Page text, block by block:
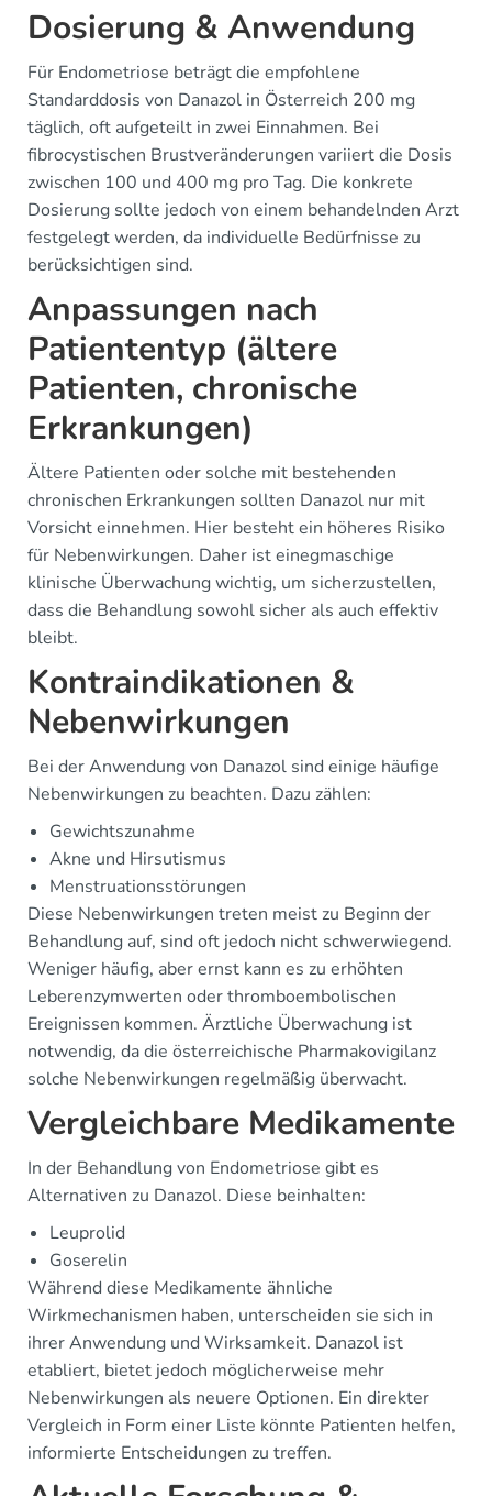
Dosierung & Anwendung
Für Endometriose beträgt die empfohlene
Standarddosis von Danazol in Österreich 200 mg
täglich, oft aufgeteilt in zwei Einnahmen. Bei
fibrocystischen Brustveränderungen variiert die Dosis
zwischen 100 und 400 mg pro Tag. Die konkrete
Dosierung sollte jedoch von einem behandelnden Arzt
festgelegt werden, da individuelle Bedürfnisse zu
berücksichtigen sind.
Anpassungen nach
Patiententyp (ältere
Patienten, chronische
Erkrankungen)
Ältere Patienten oder solche mit bestehenden
chronischen Erkrankungen sollten Danazol nur mit
Vorsicht einnehmen. Hier besteht ein höheres Risiko
für Nebenwirkungen. Daher ist einegmaschige
klinische Überwachung wichtig, um sicherzustellen,
dass die Behandlung sowohl sicher als auch effektiv
bleibt.
Kontraindikationen &
Nebenwirkungen
Bei der Anwendung von Danazol sind einige häufige
Nebenwirkungen zu beachten. Dazu zählen:
Gewichtszunahme
Akne und Hirsutismus
Menstruationsstörungen
Diese Nebenwirkungen treten meist zu Beginn der
Behandlung auf, sind oft jedoch nicht schwerwiegend.
Weniger häufig, aber ernst kann es zu erhöhten
Leberenzymwerten oder thromboembolischen
Ereignissen kommen. Ärztliche Überwachung ist
notwendig, da die österreichische Pharmakovigilanz
solche Nebenwirkungen regelmäßig überwacht.
Vergleichbare Medikamente
In der Behandlung von Endometriose gibt es
Alternativen zu Danazol. Diese beinhalten:
Leuprolid
Goserelin
Während diese Medikamente ähnliche
Wirkmechanismen haben, unterscheiden sie sich in
ihrer Anwendung und Wirksamkeit. Danazol ist
etabliert, bietet jedoch möglicherweise mehr
Nebenwirkungen als neuere Optionen. Ein direkter
Vergleich in Form einer Liste könnte Patienten helfen,
informierte Entscheidungen zu treffen.